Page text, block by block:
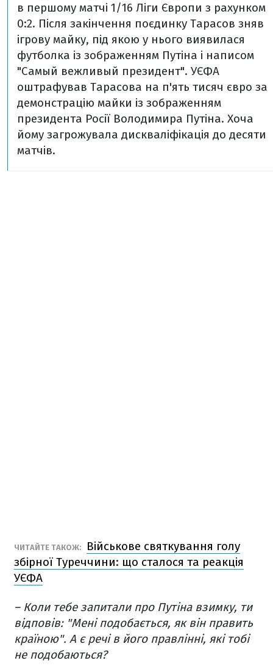
в першому матчі 1/16 Ліги Європи з рахунком
0:2. Після закінчення поєдинку Тарасов зняв
ігрову майку, під якою у нього виявилася
футболка із зображенням Путіна і написом
"Самый вежливый президент". УЄФА
оштрафував Тарасова на п'ять тисяч євро за
демонстрацію майки із зображенням
президента Росії Володимира Путіна. Хоча
йому загрожувала дискваліфікація до десяти
матчів.
ЧИТАЙТЕ ТАКОЖ:
Військове святкування голу
збірної Туреччини: що сталося та реакція
УЄФА
– Коли тебе запитали про Путіна взимку, ти
відповів: "Мені подобається, як він править
країною". А є речі в його правлінні, які тобі
не подобаються?